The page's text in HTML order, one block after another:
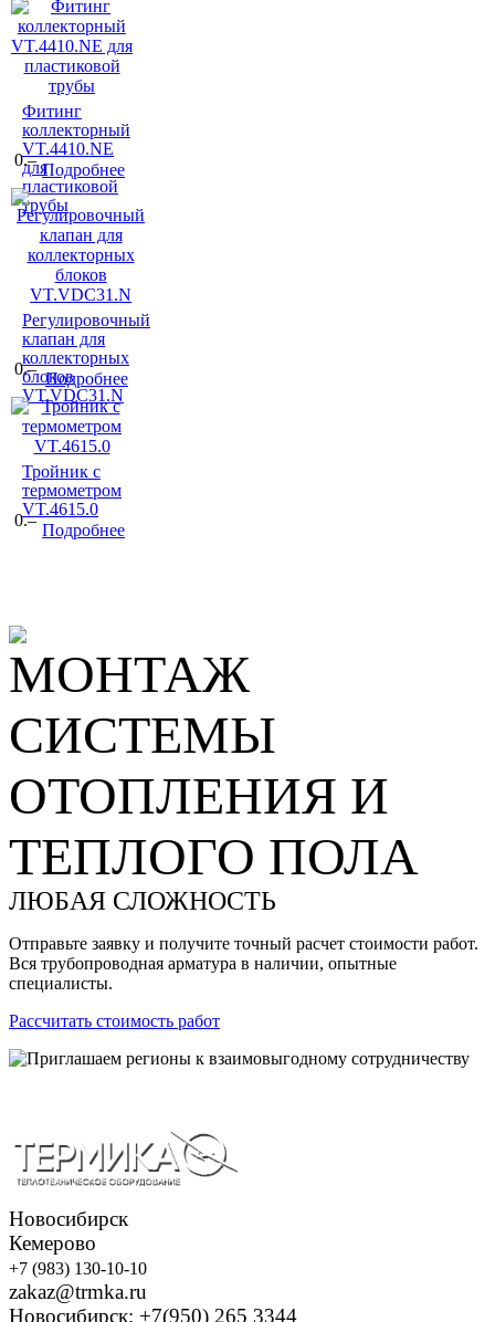
Фитинг
коллекторный
VT.4410.NE
для
пластиковой
трубы
0.–
Подробнее
Регулировочный
клапан для
коллекторных
блоков
VT.VDC31.N
0.–
Подробнее
Тройник с
термометром
VT.4615.0
0.–
Подробнее
МОНТАЖ
СИСТЕМЫ
ОТОПЛЕНИЯ И
ТЕПЛОГО ПОЛА
ЛЮБАЯ СЛОЖНОСТЬ
Отправьте заявку и получите точный расчет стоимости работ.
Вся трубопроводная арматура в наличии, опытные
специалисты.
Рассчитать стоимость работ
Новосибирск
Кемерово
+7 (983) 130-10-10
zakaz@trmka.ru
Новосибирск: +7(950) 265 3344